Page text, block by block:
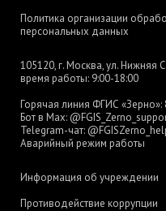
Политика организации
персональных данных
105120, г. Москва, ул. Нижняя
время работы: 9:00-18:00
Горячая линия ФГИС «Зерно»:
Бот в Max:
Telegram-чат:
Аварийный режим работы
Информация об учреждении
Противодействие коррупции